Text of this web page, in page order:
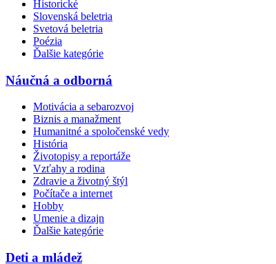
Historické
Slovenská beletria
Svetová beletria
Poézia
Ďalšie kategórie
Náučná a odborná
Motivácia a sebarozvoj
Biznis a manažment
Humanitné a spoločenské vedy
História
Životopisy a reportáže
Vzťahy a rodina
Zdravie a životný štýl
Počítače a internet
Hobby
Umenie a dizajn
Ďalšie kategórie
Deti a mládež